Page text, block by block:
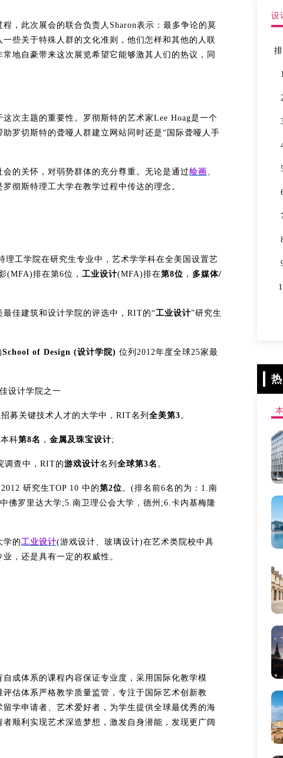
，此次展会的联合负责人Sharon表示：最多争论的莫
些关于特殊人群的文化准则，他们怎样和其他的人联
地自豪带来这次展览希望它能够激其人们的热议，同
次主题的重要性。罗彻斯特的艺术家Lee Hoag是一个
罗切斯特的聋哑人群建立网站同时还是“国际聋哑人手
的关怀，对弱势群体的充分尊重。无论是通过绘画、
罗彻斯特理工大学在教学过程中传达的理念。
理工学院在研究生专业中，艺术学学科在全美国设置艺
(MFA)排在第6位， 工业设计(MFA)排在第8位 ， 多媒体/
佳建筑和设计学院的评选中，RIT的“工业设计”研究生
School of Design (设计学院) 位列2012年度全球25家最
设计学院之一
募关键技术人才的大学中，RIT名列 全美第3。
科第8名 ， 金属及珠宝设计;
调查中，RIT的游戏设计名列 全球第3名 。
研究生TOP 10 中的第2位。(排名前6名的为：1.南
佛罗里达大学;5.南卫理公会大学，德州;6.卡内基梅隆
学的工业设计(游戏设计、玻璃设计)在艺术类院校中具
，还是具有一定的权威性。
成体系的课程内容保证专业度，采用国际化教学模
估体系严格教学质量监管，专注于国际艺术创新教
学申请者、艺术爱好者，为学生提供全球最优秀的海
顺利实现艺术深造梦想，激发自身潜能，发现更广阔
设